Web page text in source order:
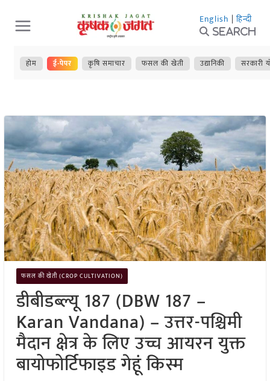
Skip
to
content
English | हिन्दी
Search
होम ई-पेपर कृषि समाचार फसल की खेती उद्यानिकी सरकारी
फसल की खेती (CROP CULTIVATION)
डीबीडब्ल्यू 187 (DBW 187 –
Karan Vandana) – उत्तर-पश्चिमी
मैदान क्षेत्र के लिए उच्च आयरन युक्त
बायोफोर्टिफाइड गेहूं किस्म